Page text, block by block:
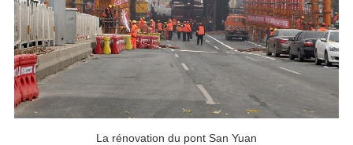
La rénovation du pont San Yuan